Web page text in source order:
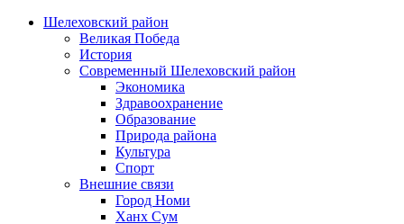
Шелеховский район
Великая Победа
История
Современный Шелеховский район
Экономика
Здравоохранение
Образование
Природа района
Культура
Спорт
Внешние связи
Город Номи
Ханх Сум